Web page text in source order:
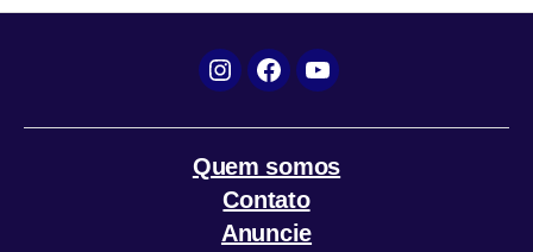
Instagram
FacebookYouTube
Quem somos
Contato
Anuncie